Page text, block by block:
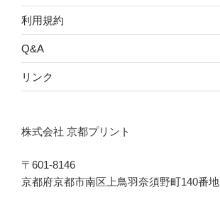
利用規約
Q&A
リンク
株式会社 京都プリント
〒601-8146
京都府京都市南区上鳥羽奈須野町140番地